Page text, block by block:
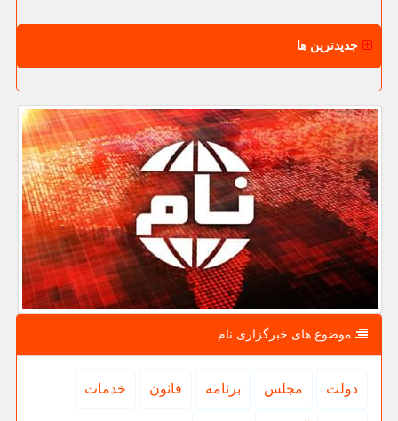
جدیدترین ها
موضوع های خبرگزاری نام
دولت مجلس برنامه قانون خدمات